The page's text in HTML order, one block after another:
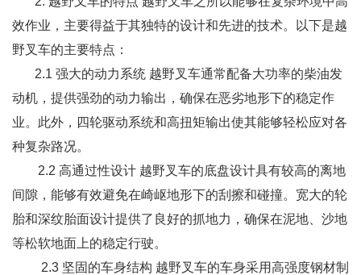
效作业，主要得益于其独特的设计和先进的技术。以下是越
野叉车的主要特点：
2.1 强大的动力系统 越野叉车通常配备大功率的柴油发
动机，提供强劲的动力输出，确保在恶劣地形下的稳定作
业。此外，四轮驱动系统和高扭矩输出使其能够轻松应对各
种复杂路况。
2.2 高通过性设计 越野叉车的底盘设计具有较高的离地
间隙，能够有效避免在崎岖地形下的刮擦和碰撞。宽大的轮
胎和深纹胎面设计提供了良好的抓地力，确保在泥地、沙地
等松软地面上的稳定行驶。
2.3 坚固的车身结构 越野叉车的车身采用高强度钢材制